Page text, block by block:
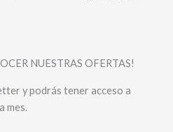
NUESTRAS OFERTAS!
y podrás tener acceso a
mes.